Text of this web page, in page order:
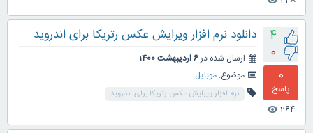
4
0
0
پاسخ
264
visibility
دانلود نرم افزار ویرایش عکس رتریکا برای اندروید
ارسال شده در6 اردیبهشت 1400
موضوع: موبایل
نرم افزار ویرایش عکس رتریکا برای اندروید